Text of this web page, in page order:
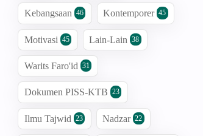
Kebangsaan 46 Kontemporer 45
Motivasi 45 Lain-Lain 38
Warits Faro'id 31
Dokumen PISS-KTB 23
Ilmu Tajwid 23 Nadzar 22